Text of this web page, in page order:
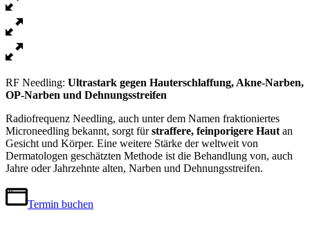
RF Needling: Ultrastark gegen Hauterschlaffung, Akne-Narben,
OP-Narben und Dehnungsstreifen
Radiofrequenz Needling, auch unter dem Namen fraktioniertes
Microneedling bekannt, sorgt fürstraffere, feinporigere Haut an
Gesicht und Körper. Eine weitere Stärke der weltweit von
Dermatologen geschätzten Methode ist die Behandlung von, auch
Jahre oder Jahrzehnte alten, Narben und Dehnungsstreifen.
Termin buchen